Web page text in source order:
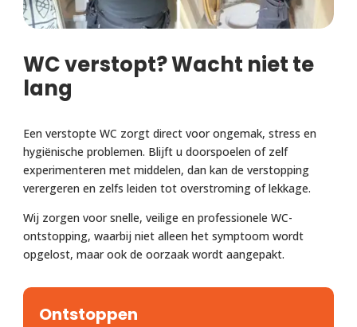
WC verstopt? Wacht niet te
lang
Een verstopte WC zorgt direct voor ongemak, stress en
hygiënische problemen. Blijft u doorspoelen of zelf
experimenteren met middelen, dan kan de verstopping
verergeren en zelfs leiden tot overstroming of lekkage.
Wij zorgen voor snelle, veilige en professionele WC-
ontstopping, waarbij niet alleen het symptoom wordt
opgelost, maar ook de oorzaak wordt aangepakt.
Ontstoppen